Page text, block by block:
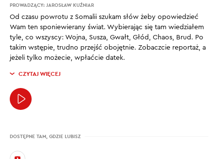
PROWADZĄCY: JAROSŁAW KUŹNIAR
Od czasu powrotu z Somalii szukam słów żeby opowiedzieć
Wam ten sponiewierany świat. Wybierając się tam wiedziałem
tyle, co wszyscy: Wojna, Susza, Gwałt, Głód, Chaos, Brud. Po
takim wstępie, trudno przejść obojętnie. Zobaczcie reportaż, a
jeżeli tylko możecie, wpłaćcie datek.
CZYTAJ WIĘCEJ
DOSTĘPNE TAM, GDZIE LUBISZ